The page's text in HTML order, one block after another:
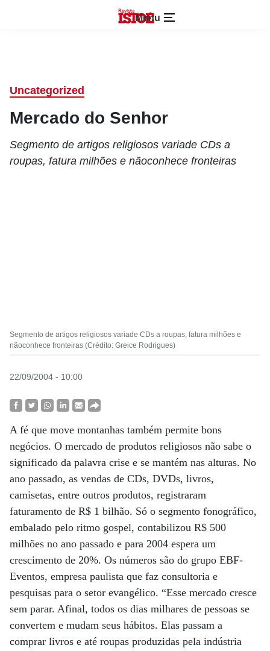
Menu
Uncategorized
Mercado do Senhor
Segmento de artigos religiosos variade CDs a
roupas, fatura milhões e nãoconhece fronteiras
Segmento de artigos religiosos variade CDs a roupas, fatura milhões e
nãoconhece fronteiras (Crédito: Greice Rodrigues)
22/09/2004 - 10:00
A fé que move montanhas também permite bons
negócios. O mercado de produtos religiosos não sabe o
significado da palavra crise e se mantém nas alturas. No
ano passado, as vendas de CDs, DVDs, livros,
camisetas, entre outros produtos, registraram
faturamento de R$ 1 bilhão. Só o segmento fonográfico,
embalado pelo ritmo gospel, contabilizou R$ 500
milhões no ano passado e para 2004 espera um
crescimento de 20%. Os números são do grupo EBF-
Eventos, empresa paulista que faz consultoria e
pesquisas para o setor evangélico. “Esse mercado cresce
sem parar. Afinal, todos os dias milhares de pessoas se
convertem e mudam seus hábitos. Elas passam a
comprar livros e até roupas produzidas pela indústria